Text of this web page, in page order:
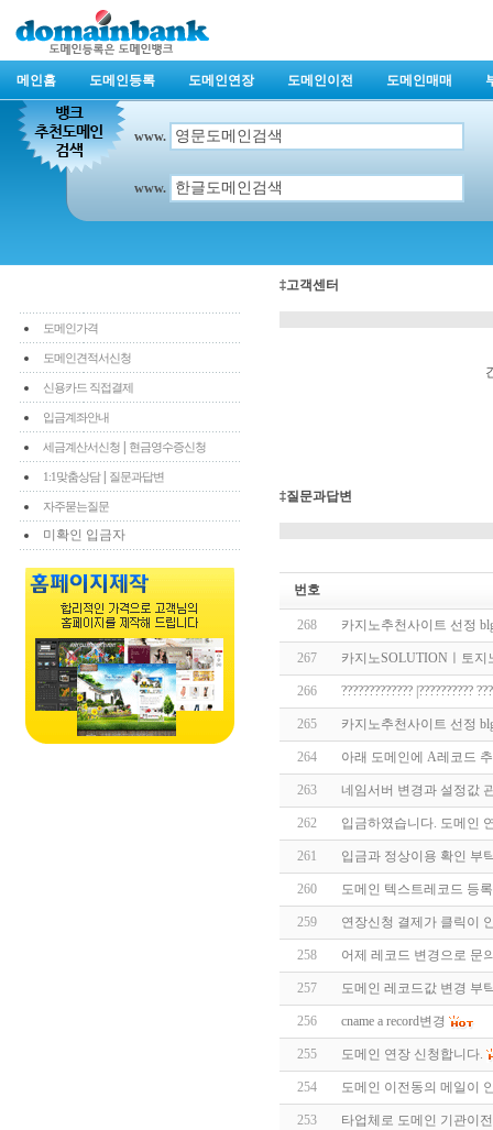
메인홈 도메인등록 도메인연장 도메인이전 도메인매매
www.
www.
도메인가격
도메인견적서신청
신용카드 직접결제
입금계좌안내
세금계산서신청 현금영수증신청
1:1맞춤상담| 질문과답변
자주묻는질문
미확인 입금자
‡고객센터
‡질문과답변
번호
268 카­지노추천사이트 선정
267 카­지노SOLUTIONㅣ토
266 ????????????? |??????????
265 카­지노추천사이트 선정
264 아래 도메인에 A레코드
263 네임서버 변경과 설정값
262 입금하였습니다. 도메인
261 입금과 정상이용 확인 부
260 도메인 텍스트레코드 등록
259 연장신청 결제가 클릭이
258 어제 레코드 변경으로 문
257 도메인 레코드값 변경 부
256 cname a record변경
255 도메인 연장 신청합니다.
254 도메인 이전동의 메일이
253 타업체로 도메인 기관이